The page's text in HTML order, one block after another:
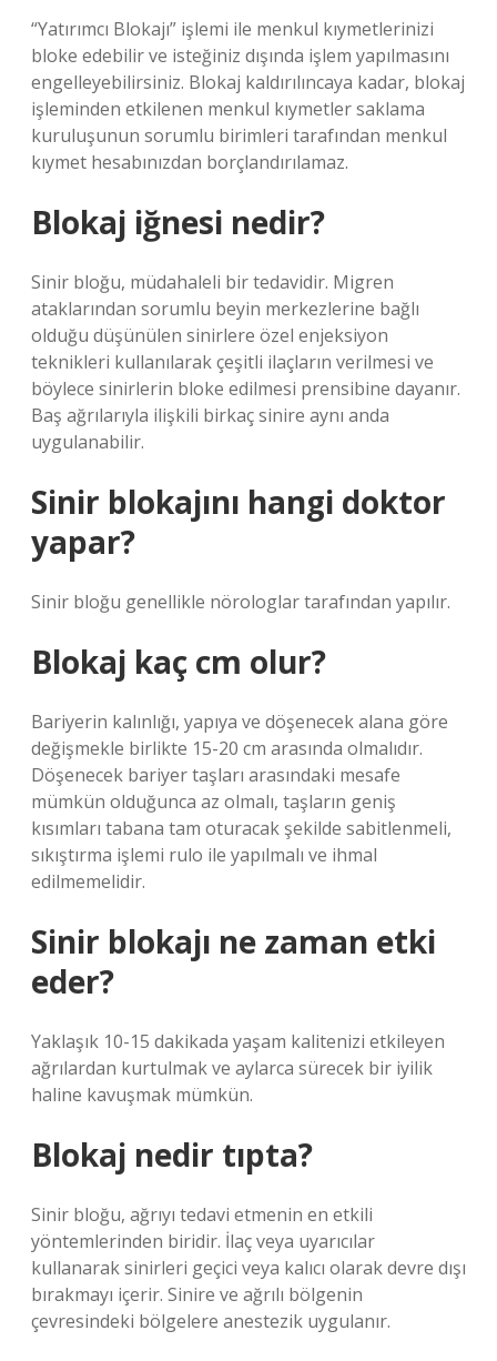
“Yatırımcı Blokajı” işlemi ile menkul kıymetlerinizi
bloke edebilir ve isteğiniz dışında işlem yapılmasını
engelleyebilirsiniz. Blokaj kaldırılıncaya kadar, blokaj
işleminden etkilenen menkul kıymetler saklama
kuruluşunun sorumlu birimleri tarafından menkul
kıymet hesabınızdan borçlandırılamaz.
Blokaj iğnesi nedir?
Sinir bloğu, müdahaleli bir tedavidir. Migren
ataklarından sorumlu beyin merkezlerine bağlı
olduğu düşünülen sinirlere özel enjeksiyon
teknikleri kullanılarak çeşitli ilaçların verilmesi ve
böylece sinirlerin bloke edilmesi prensibine dayanır.
Baş ağrılarıyla ilişkili birkaç sinire aynı anda
uygulanabilir.
Sinir blokajını hangi doktor
yapar?
Sinir bloğu genellikle nörologlar tarafından yapılır.
Blokaj kaç cm olur?
Bariyerin kalınlığı, yapıya ve döşenecek alana göre
değişmekle birlikte 15-20 cm arasında olmalıdır.
Döşenecek bariyer taşları arasındaki mesafe
mümkün olduğunca az olmalı, taşların geniş
kısımları tabana tam oturacak şekilde sabitlenmeli,
sıkıştırma işlemi rulo ile yapılmalı ve ihmal
edilmemelidir.
Sinir blokajı ne zaman etki
eder?
Yaklaşık 10-15 dakikada yaşam kalitenizi etkileyen
ağrılardan kurtulmak ve aylarca sürecek bir iyilik
haline kavuşmak mümkün.
Blokaj nedir tıpta?
Sinir bloğu, ağrıyı tedavi etmenin en etkili
yöntemlerinden biridir. İlaç veya uyarıcılar
kullanarak sinirleri geçici veya kalıcı olarak devre dışı
bırakmayı içerir. Sinire ve ağrılı bölgenin
çevresindeki bölgelere anestezik uygulanır.